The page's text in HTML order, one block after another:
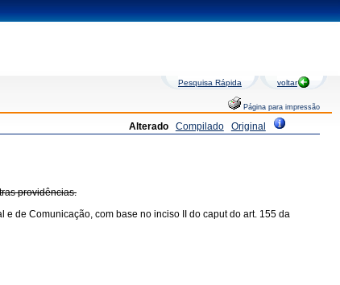
Pesquisa Rápida voltar
Página para impressão
Alterado Compilado Original
providências.
de Comunicação, com base no inciso II do caput do art. 155 da